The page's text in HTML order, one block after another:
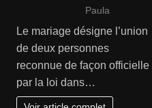
Paula
Le mariage désigne l’union
de deux personnes
reconnue de façon officielle
par la loi dans…